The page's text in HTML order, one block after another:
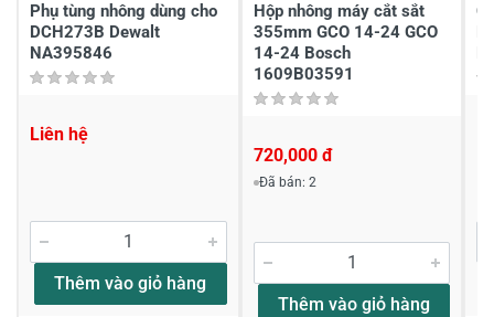
Phụ tùng nhông dùng cho
DCH273B Dewalt
NA395846
Liên hệ
Thêm vào giỏ hàng
Hộp nhông máy cắt sắt
355mm GCO 14-24 GCO
14-24 Bosch
1609B03591
720,000 đ
Đã bán: 2
Thêm vào giỏ hàng